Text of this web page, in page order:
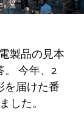
製品の見本
今年、2
届けた番
した。